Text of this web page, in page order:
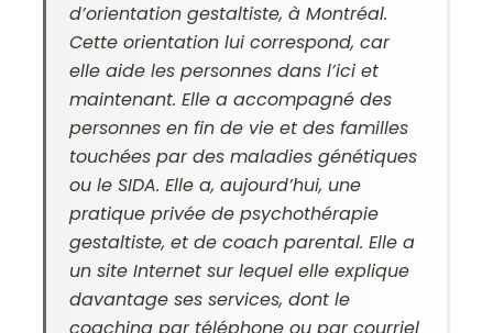
d’orientation gestaltiste, à Montréal.
Cette orientation lui correspond, car
elle aide les personnes dans l’ici et
maintenant. Elle a accompagné des
personnes en fin de vie et des familles
touchées par des maladies génétiques
ou le SIDA. Elle a, aujourd’hui, une
pratique privée de psychothérapie
gestaltiste, et de coach parental. Elle a
un site Internet sur lequel elle explique
davantage ses services, dont le